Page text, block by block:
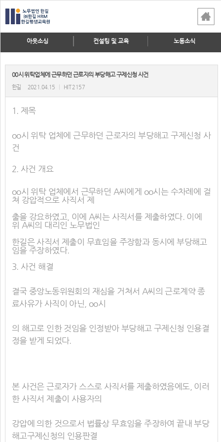
아웃소싱 컨설팅 및 교육 노동소식
00시 위탁업체에 근무하던 근로자의 부당해고 구제신청 사건
한길 2021.04.15 HIT 2157
1. 제목
oo시 위탁 업체에 근무하던 근로자의 부당해고 구제신청 사
건
2. 사건 개요
oo시 위탁 업체에서 근무하던 A씨에게 oo시는 수차례에 걸
쳐 강압적으로 사직서 제
출을 강요하였고, 이에 A씨는 사직서를 제출하였다. 이에
위 A씨의 대리인 노무법인
한길은 사직서 제출이 무효임을 주장함과 동시에 부당해고
임을 주장하였다.
3. 사건 해결
결국 중앙노동위원회의 재심을 거쳐서 A씨의 근로계약 종
료사유가 사직이 아닌, oo시
의 해고로 인한 것임을 인정받아 부당해고 구제신청 인용결
정을 받게 되었다.
본 사건은 근로자가 스스로 사직서를 제출하였음에도, 이러
한 사직서 제출이 사용자의
강압에 의한 것으로서 법률상 무효임을 주장하여 끝내 부당
해고구제신청의 인용판결